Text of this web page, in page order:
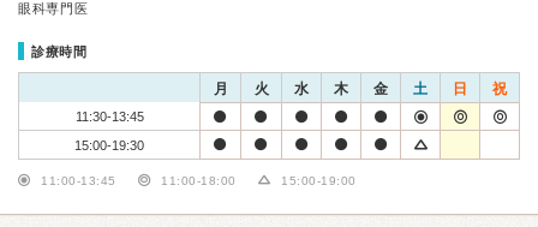
眼科専門医
診療時間
月 火 水 木 金 土 日 祝
11:30-13:45
15:00-19:30
11:00-13:45 11:00-18:00 15:00-19:00